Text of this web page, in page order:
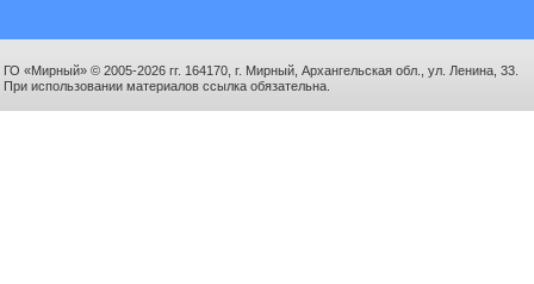
ГО «Мирный» © 2005-2026 гг. 164170, г. Мирный, Архангельская обл., ул. Ленина, 33.
При использовании материалов ссылка обязательна.